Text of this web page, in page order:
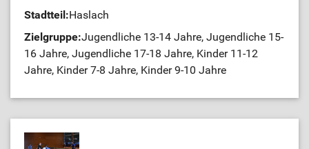
Stadtteil:Haslach
Zielgruppe:Jugendliche 13-14 Jahre, Jugendliche 15-
16 Jahre, Jugendliche 17-18 Jahre, Kinder 11-12
Jahre, Kinder 7-8 Jahre, Kinder 9-10 Jahre